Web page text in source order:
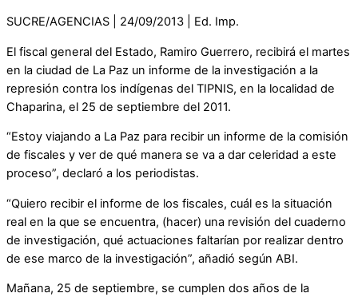
SUCRE/AGENCIAS | 24/09/2013 | Ed. Imp.
El fiscal general del Estado, Ramiro Guerrero, recibirá el martes
en la ciudad de La Paz un informe de la investigación a la
represión contra los indígenas del TIPNIS, en la localidad de
Chaparina, el 25 de septiembre del 2011.
“Estoy viajando a La Paz para recibir un informe de la comisión
de fiscales y ver de qué manera se va a dar celeridad a este
proceso”, declaró a los periodistas.
“Quiero recibir el informe de los fiscales, cuál es la situación
real en la que se encuentra, (hacer) una revisión del cuaderno
de investigación, qué actuaciones faltarían por realizar dentro
de ese marco de la investigación”, añadió según ABI.
Mañana, 25 de septiembre, se cumplen dos años de la